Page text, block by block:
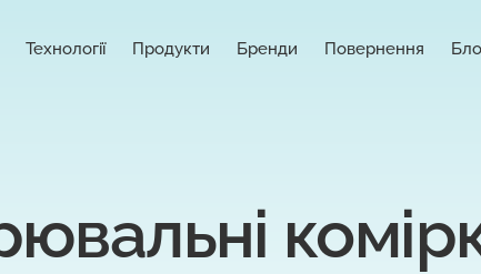
Технології Продукти Бренди Повернення